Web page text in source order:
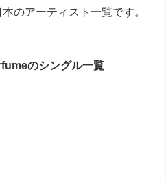
のアーティスト一覧です。
のシングル一覧